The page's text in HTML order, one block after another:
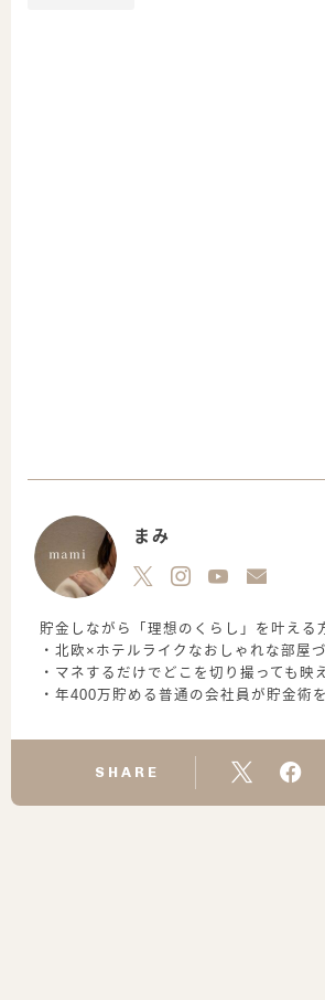
まみ
貯金しながら「理想のくらし」を叶える
・北欧×ホテルライクなおしゃれな部屋
・マネするだけでどこを切り撮っても映
・年400万貯める普通の会社員が貯金術
SHARE